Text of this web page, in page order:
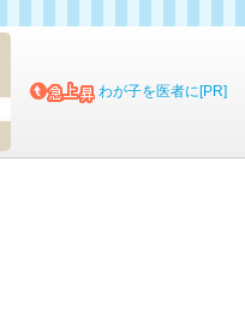
わが子を医者に[PR]